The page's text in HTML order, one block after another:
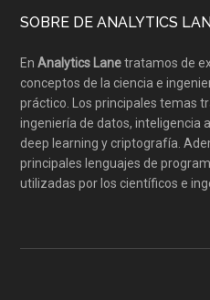
SOBRE DE ANALYTICS
EnAnalytics Lanetratamos de
conceptos de la ciencia e
práctico. Los principales temas
ingeniería de datos, inteligencia
deep learning y criptografía.
principales lenguajes de
utilizadas por los científicos e